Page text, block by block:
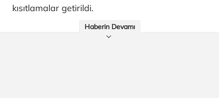
kısıtlamalar getirildi.
Haberin Devamı